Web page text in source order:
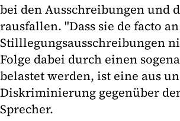
bei den Ausschreibungen und
rausfallen. "Dass sie de facto
Stilllegungsausschreibungen
Folge dabei durch einen
belastet werden, ist eine aus
Diskriminierung gegenüber
Sprecher.